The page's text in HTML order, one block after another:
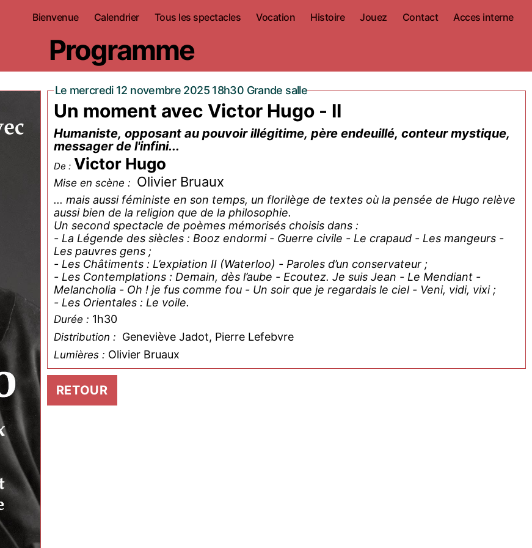
Bienvenue Calendrier Tous les spectacles Vocation Histoire Jouez Contact Acces interne
Programme
Le mercredi 12 novembre 2025 18h30 Grande salle
Un moment avec Victor Hugo - II
Humaniste, opposant au pouvoir illégitime, père endeuillé, conteur mystique,
messager de l'infini...
De : Victor Hugo
Mise en scène : Olivier Bruaux
... mais aussi féministe en son temps, un florilège de textes où la pensée de Hugo relève
aussi bien de la religion que de la philosophie.
Un second spectacle de poèmes mémorisés choisis dans :
- La Légende des siècles : Booz endormi - Guerre civile - Le crapaud - Les mangeurs -
Les pauvres gens ;
- Les Châtiments : L’expiation II (Waterloo) - Paroles d’un conservateur ;
- Les Contemplations : Demain, dès l’aube - Ecoutez. Je suis Jean - Le Mendiant -
Melancholia - Oh ! je fus comme fou - Un soir que je regardais le ciel - Veni, vidi, vixi ;
- Les Orientales : Le voile.
Durée : 1h30
Distribution : Geneviève Jadot, Pierre Lefebvre
Lumières : Olivier Bruaux